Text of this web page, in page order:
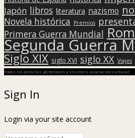
Japón libros literatura nazismo
Novela histórica Premios
Primera Guerra Mundial
Segunda Guerra
Siglo XIX siglo XVI siglo XX Viajes
Todos los derechos pertenecen a Hislibris Asociación cultural
Sign In
Login via your site account